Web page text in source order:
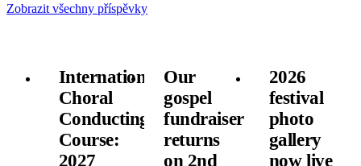
Zobrazit všechny příspěvky
International
Choral
Conducting
Course:
2027
Our
gospel
fundraiser
returns
on 2nd
2026
festival
photo
gallery
now live